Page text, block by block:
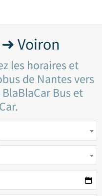
➜ Voiron
les horaires et
de Nantes vers
Bus et